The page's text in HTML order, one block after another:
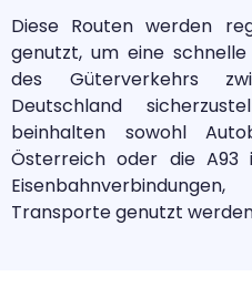
Diese Routen werden
genutzt, um eine
des Güterverkehrs
Deutschland
beinhalten sowohl
Österreich oder die A93
Transporte genutzt